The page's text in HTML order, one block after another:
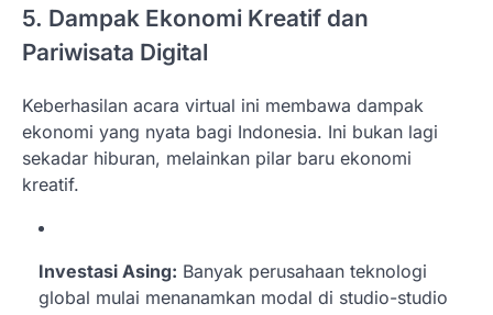
5. Dampak Ekonomi Kreatif dan
Pariwisata Digital
Keberhasilan acara virtual ini membawa dampak
ekonomi yang nyata bagi Indonesia. Ini bukan lagi
sekadar hiburan, melainkan pilar baru ekonomi
kreatif.
Investasi Asing: Banyak perusahaan teknologi
global mulai menanamkan modal di studio-studio